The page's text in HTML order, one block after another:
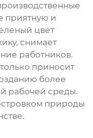
приятную и
цвет
снимает
работников.
приносит
более
рабочей среды.
природы